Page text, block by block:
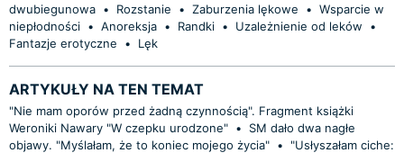
dwubiegunowa • Rozstanie • Zaburzenia lękowe • Wsparcie w
niepłodności • Anoreksja • Randki • Uzależnienie od leków
•
Fantazje erotyczne
• Lęk
ARTYKUŁY NA TEN TEMAT
"Nie mam oporów przed żadną czynnością". Fragment książki
Weroniki Nawary "W czepku urodzone" •
SM dało dwa nagłe
objawy. "Myślałam, że to koniec mojego życia" •
"Usłyszałam ciche: